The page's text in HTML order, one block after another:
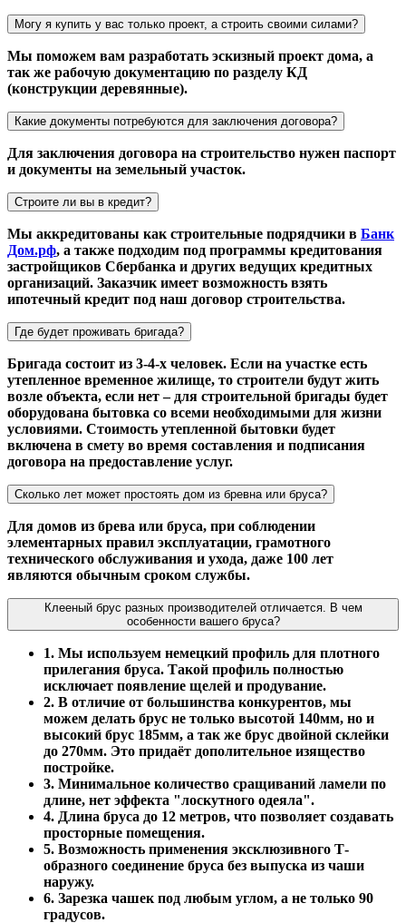
Могу я купить у вас только проект, а строить своими силами?
Мы поможем вам разработать эскизный проект дома, а
так же рабочую документацию по разделу КД
(конструкции деревянные).
Какие документы потребуются для заключения договора?
Для заключения договора на строительство нужен паспорт
и документы на земельный участок.
Строите ли вы в кредит?
Мы аккредитованы как строительные подрядчики в Банк
Дом.рф, а также подходим под программы кредитования
застройщиков Сбербанка и других ведущих кредитных
организаций. Заказчик имеет возможность взять
ипотечный кредит под наш договор строительства.
Где будет проживать бригада?
Бригада состоит из 3-4-х человек. Если на участке есть
утепленное временное жилище, то строители будут жить
возле объекта, если нет – для строительной бригады будет
оборудована бытовка со всеми необходимыми для жизни
условиями. Стоимость утепленной бытовки будет
включена в смету во время составления и подписания
договора на предоставление услуг.
Сколько лет может простоять дом из бревна или бруса?
Для домов из брева или бруса, при соблюдении
элементарных правил эксплуатации, грамотного
технического обслуживания и ухода, даже 100 лет
являются обычным сроком службы.
Клееный брус разных производителей отличается. В чем
особенности вашего бруса?
1. Мы используем немецкий профиль для плотного
прилегания бруса. Такой профиль полностью
исключает появление щелей и продувание.
2. В отличие от большинства конкурентов, мы
можем делать брус не только высотой 140мм, но и
высокий брус 185мм, а так же брус двойной склейки
до 270мм. Это придаёт дополительное изящество
постройке.
3. Минимальное количество сращиваний ламели по
длине, нет эффекта "лоскутного одеяла".
4. Длина бруса до 12 метров, что позволяет создавать
просторные помещения.
5. Возможность применения эксклюзивного Т-
образного соединение бруса без выпуска из чаши
наружу.
6. Зарезка чашек под любым углом, а не только 90
градусов.